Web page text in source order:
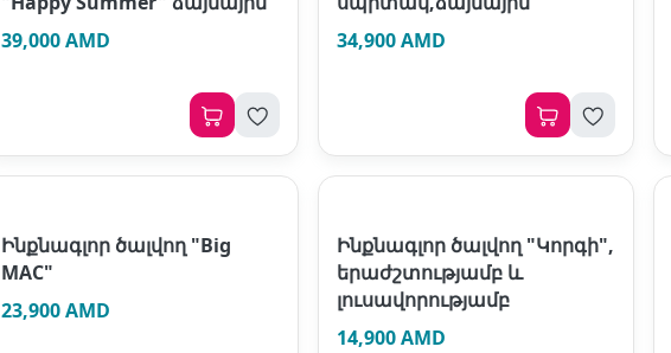
39,000 AMD
34,900 AMD
Ինքնագլոր ծալվող "Big
MAC"
23,900 AMD
Ինքնագլոր ծալվող "Կորգի",
երաժշտությամբ և
լուսավորությամբ
14,900 AMD